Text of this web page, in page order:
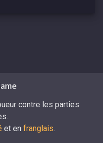
contre les parties
et en franglais.